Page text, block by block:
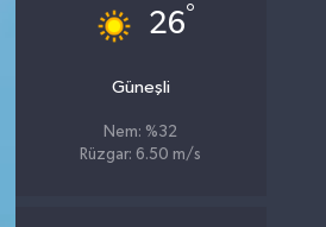
26°
Güneşli
Nem: %32
Rüzgar: 6.50 m/s